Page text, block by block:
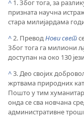
^ 1. Због тога, за
призната научна
стара милијардама
^2. ПреводНови свет
Због тога га милиони
доступан на око 130
^3. Део својих
жртвама природних
Пошто у тим
онда се сва новчана
административне